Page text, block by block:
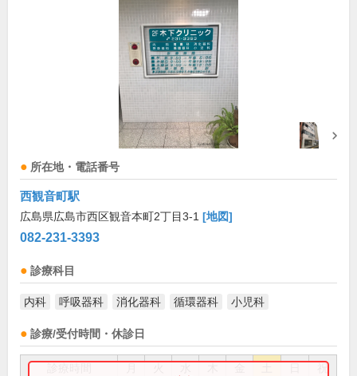
所在地・電話番号
西観音町駅
広島県広島市西区観音本町2丁目3-1 [地図]
082-231-3393
診療科目
内科 呼吸器科 消化器科 循環器科 小児科
診療/受付時間・休診日
祝